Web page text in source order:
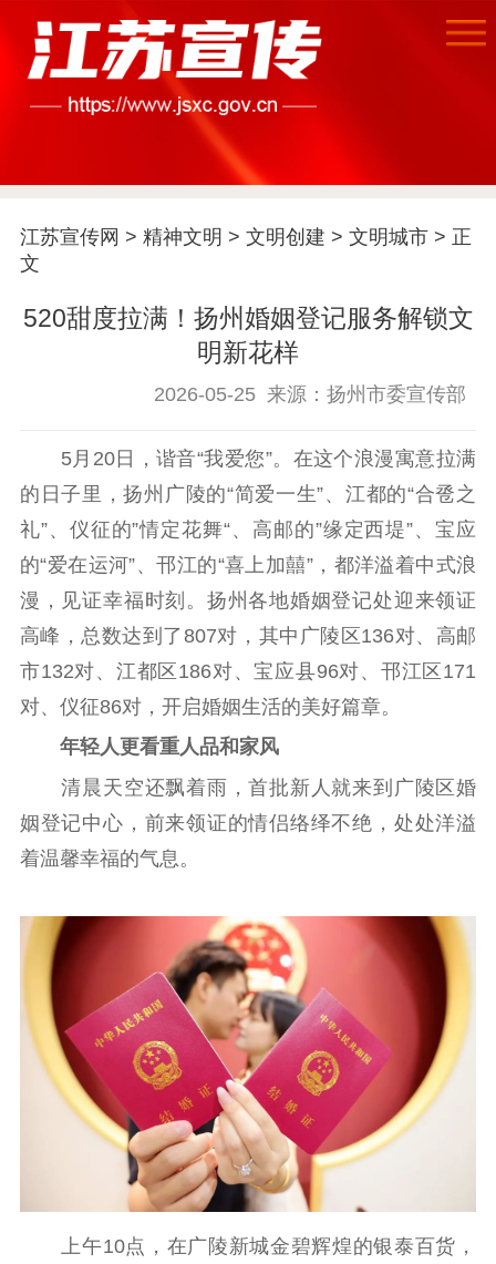
首页
江苏要闻
公示公告
通知公告 信息公开制度
信息公开指南
信息公开年度报
告
政策法规
工作动态
理论武装
理论学习 宣传宣讲
哲学社科
社科强省
新闻宣传
对外宣传
新闻发布
记者之家
品牌栏目
文化文艺
精品生产 文化惠民
文化传承
文化交流
体制改革
文化产业
紫金文化艺术节
品牌活动
精神文明
江苏宣传网 > 精神文明 > 文明创建 > 文明城市> 正
文
520甜度拉满！扬州婚姻登记服务解锁文
明新花样
2026-05-25 来源：扬州市委宣传部
5月20日，谐音“我爱您”。在这个浪漫寓意拉满
的日子里，扬州广陵的“简爱一生”、江都的“合卺之
礼”、仪征的”情定花舞“、高邮的”缘定西堤”、宝应
的“爱在运河”、邗江的“喜上加囍”，都洋溢着中式浪
漫，见证幸福时刻。扬州各地婚姻登记处迎来领证
高峰，总数达到了807对，其中广陵区136对、高邮
市132对、江都区186对、宝应县96对、邗江区171
对、仪征86对，开启婚姻生活的美好篇章。
年轻人更看重人品和家风
清晨天空还飘着雨，首批新人就来到广陵区婚
姻登记中心，前来领证的情侣络绎不绝，处处洋溢
着温馨幸福的气息。
上午10点，在广陵新城金碧辉煌的银泰百货，